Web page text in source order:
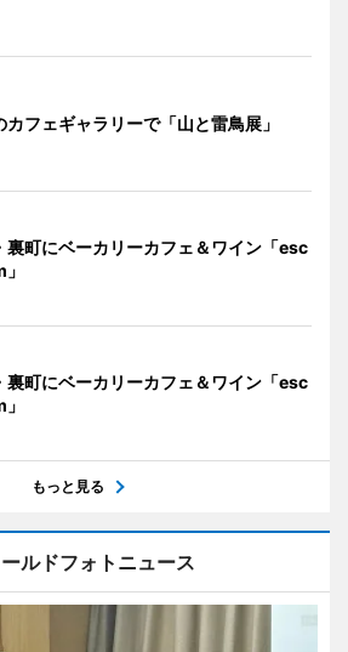
カフェギャラリーで「山と雷鳥展」
裏町にベーカリーカフェ＆ワイン「esc
裏町にベーカリーカフェ＆ワイン「esc
もっと見る
ルドフォトニュース